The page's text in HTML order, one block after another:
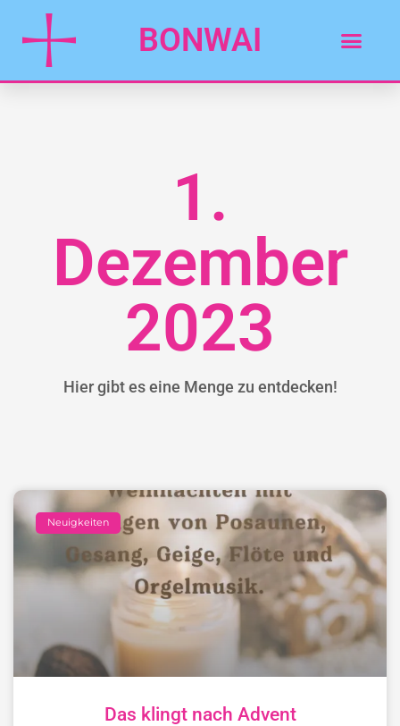
BONWAI
1.
Dezember
2023
Hier gibt es eine Menge zu entdecken!
Neuigkeiten
Das klingt nach Advent